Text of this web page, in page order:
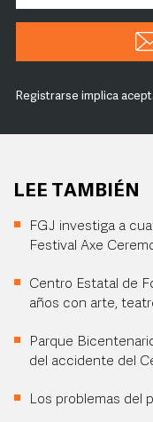
Registrarse implica
LEE TAMBIÉN
FGJ investiga a
Festival Axe
Centro Estatal de
años con arte,
Parque
del accidente del
Los problemas del